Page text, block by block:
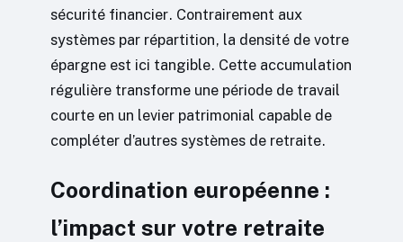
sécurité financier. Contrairement aux
systèmes par répartition, la densité de votre
épargne est ici tangible. Cette accumulation
régulière transforme une période de travail
courte en un levier patrimonial capable de
compléter d’autres systèmes de retraite.
Coordination européenne :
l’impact sur votre retraite